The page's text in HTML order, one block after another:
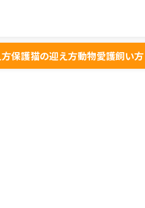
保護猫の迎え方動物愛護飼い方